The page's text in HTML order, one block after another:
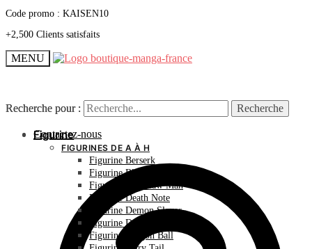
Code promo : KAISEN10
+2,500 Clients satisfaits
MENU
Recherche pour : Recherche
Contactez-nous
Recherche pour : Recherche
Figurine
FIGURINES DE A À H
Figurine Berserk
Figurine Bleach
Figurine Chainsaw Man
Figurine Death Note
Figurine Demon Slayer
Figurine Dr Stone
Figurine Dragon Ball